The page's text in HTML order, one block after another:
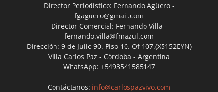
Director Periodístico: Fernando Agüero -
fgaguero@gmail.com
Director Comercial: Fernando Villa -
fernando.villa@fmazul.com
Dirección: 9 de Julio 90. Piso 10. Of 107.(X5152EYN)
Villa Carlos Paz - Córdoba - Argentina
WhatsApp: +5493541585147
Contáctanos: info@carlospazvivo.com